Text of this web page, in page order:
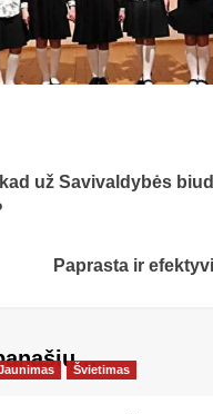
už Savivaldybės
Paprasta ir
Švietimas